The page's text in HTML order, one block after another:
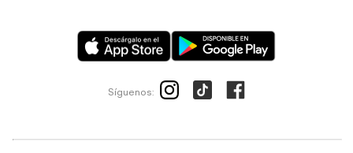
Síguenos: